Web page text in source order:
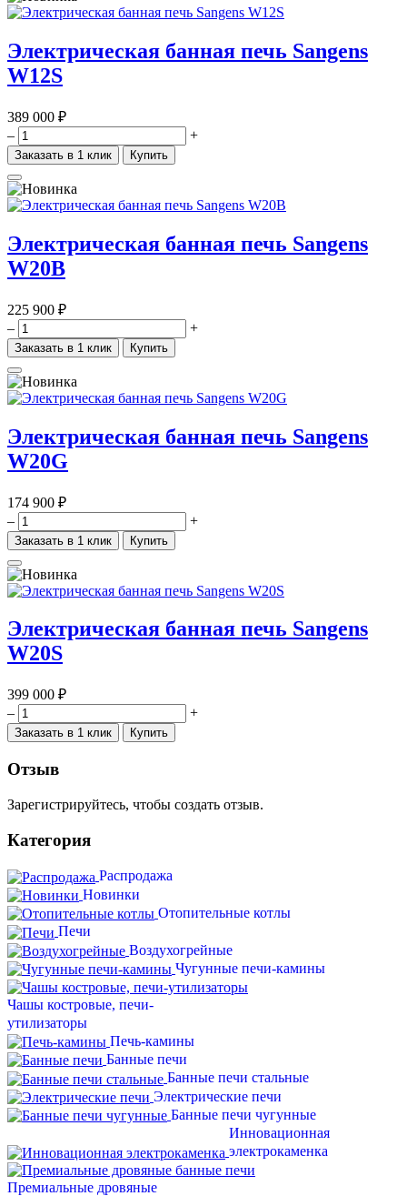
Электрическая банная печь Sangens
W12S
389 000 ₽
–
+
Заказать в 1 клик Купить
Электрическая банная печь Sangens
W20B
225 900 ₽
–
+
Заказать в 1 клик Купить
Электрическая банная печь Sangens
W20G
174 900 ₽
–
+
Заказать в 1 клик Купить
Электрическая банная печь Sangens
W20S
399 000 ₽
–
+
Заказать в 1 клик Купить
Отзыв
Зарегистрируйтесь, чтобы создать отзыв.
Категория
Распродажа
Новинки
Отопительные котлы
Печи
Воздухогрейные
Чугунные печи-камины
Чашы костровые, печи-
утилизаторы
Печь-камины
Банные печи
Банные печи стальные
Электрические печи
Банные печи чугунные
Инновационная
электрокаменка
Премиальные дровяные